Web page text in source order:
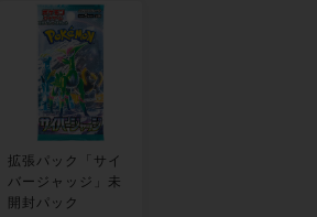
拡張パック「サイ
バージャッジ」未
開封パック